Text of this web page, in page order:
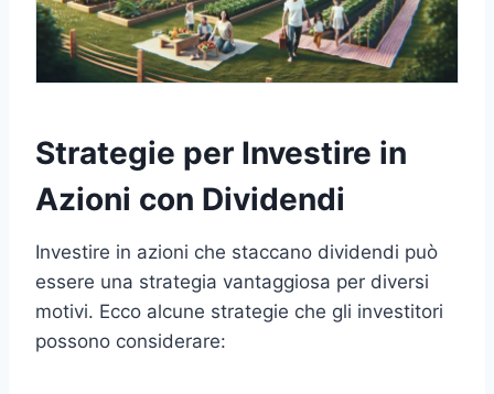
Strategie per Investire in
Azioni con Dividendi
Investire in azioni che staccano dividendi può
essere una strategia vantaggiosa per diversi
motivi. Ecco alcune strategie che gli investitori
possono considerare: